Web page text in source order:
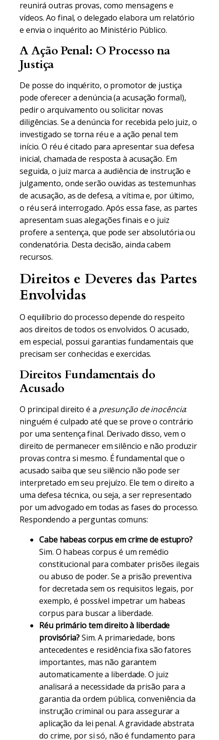
reunirá outras provas, como mensagens e
vídeos. Ao final, o delegado elabora um relatório
e envia o inquérito ao Ministério Público.
A Ação Penal: O Processo na
Justiça
De posse do inquérito, o promotor de justiça
pode oferecer a denúncia (a acusação formal),
pedir o arquivamento ou solicitar novas
diligências. Se a denúncia for recebida pelo juiz, o
investigado se torna réu e a ação penal tem
início. O réu é citado para apresentar sua defesa
inicial, chamada de resposta à acusação. Em
seguida, o juiz marca a audiência de instrução e
julgamento, onde serão ouvidas as testemunhas
de acusação, as de defesa, a vítima e, por último,
o réu será interrogado. Após essa fase, as partes
apresentam suas alegações finais e o juiz
profere a sentença, que pode ser absolutória ou
condenatória. Desta decisão, ainda cabem
recursos.
Direitos e Deveres das Partes
Envolvidas
O equilíbrio do processo depende do respeito
aos direitos de todos os envolvidos. O acusado,
em especial, possui garantias fundamentais que
precisam ser conhecidas e exercidas.
Direitos Fundamentais do
Acusado
O principal direito é a presunção de inocência:
ninguém é culpado até que se prove o contrário
por uma sentença final. Derivado disso, vem o
direito de permanecer em silêncio e não produzir
provas contra si mesmo. É fundamental que o
acusado saiba que seu silêncio não pode ser
interpretado em seu prejuízo. Ele tem o direito a
uma defesa técnica, ou seja, a ser representado
por um advogado em todas as fases do processo.
Respondendo a perguntas comuns:
Cabe habeas corpus em crime de estupro?
Sim. O habeas corpus é um remédio
constitucional para combater prisões ilegais
ou abuso de poder. Se a prisão preventiva
for decretada sem os requisitos legais, por
exemplo, é possível impetrar um habeas
corpus para buscar a liberdade.
Réu primário tem direito à liberdade
provisória?Sim. A primariedade, bons
antecedentes e residência fixa são fatores
importantes, mas não garantem
automaticamente a liberdade. O juiz
analisará a necessidade da prisão para a
garantia da ordem pública, conveniência da
instrução criminal ou para assegurar a
aplicação da lei penal. A gravidade abstrata
do crime, por si só, não é fundamento para